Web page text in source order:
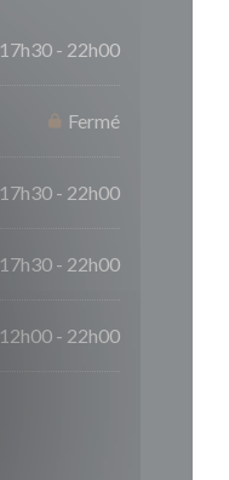
17h30 - 22h00
Fermé
17h30 - 22h00
17h30 - 22h00
12h00 - 22h00